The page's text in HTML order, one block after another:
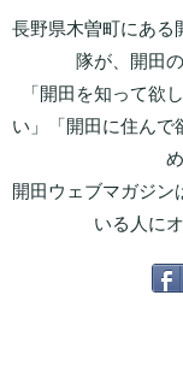
長野県木曽町にある
隊が、開田
「開田を知って欲
い」「開田に住んで
開田ウェブマガジン
いる人に